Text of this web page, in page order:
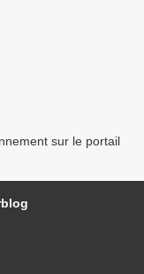
sur le portail